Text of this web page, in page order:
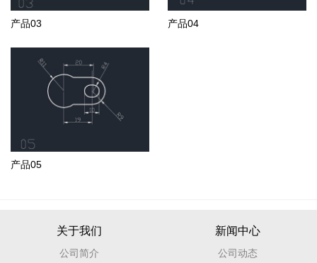
产品03 产品04
产品05
关于我们
公司简介
新闻中心
公司动态